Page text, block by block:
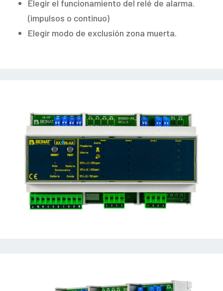
Elegir el funcionamiento del relé de alarma.
(impulsos o continuo)
Elegir modo de exclusión zona muerta.